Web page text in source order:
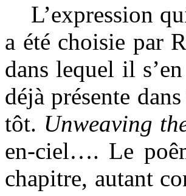
L’expression
a été choisie par
dans lequel il
déjà présente
tôt. Unweaving
en-ciel…. Le
chapitre, autant